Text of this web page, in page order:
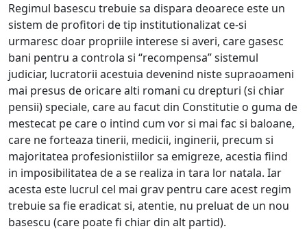
Regimul basescu trebuie sa dispara deoarece este un
sistem de profitori de tip institutionalizat ce-si
urmaresc doar propriile interese si averi, care gasesc
bani pentru a controla si “recompensa” sistemul
judiciar, lucratorii acestuia devenind niste supraoameni
mai presus de oricare alti romani cu drepturi (si chiar
pensii) speciale, care au facut din Constitutie o guma de
mestecat pe care o intind cum vor si mai fac si baloane,
care ne forteaza tinerii, medicii, inginerii, precum si
majoritatea profesionistiilor sa emigreze, acestia fiind
in imposibilitatea de a se realiza in tara lor natala. Iar
acesta este lucrul cel mai grav pentru care acest regim
trebuie sa fie eradicat si, atentie, nu preluat de un nou
basescu (care poate fi chiar din alt partid).